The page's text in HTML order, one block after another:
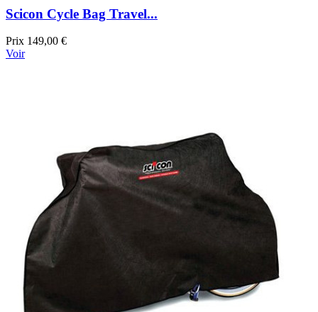
Scicon Cycle Bag Travel...
Prix 149,00 €
Voir